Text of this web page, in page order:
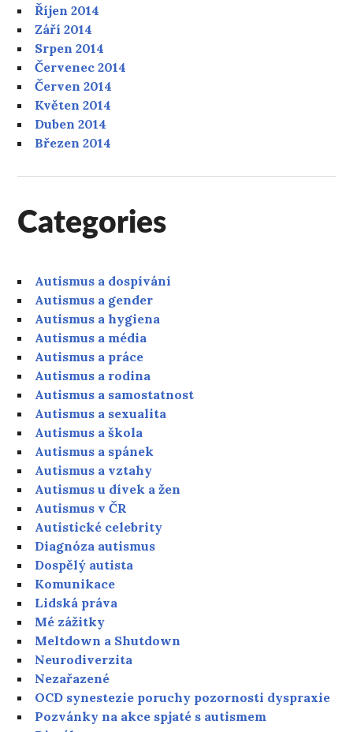
Říjen 2014
Září 2014
Srpen 2014
Červenec 2014
Červen 2014
Květen 2014
Duben 2014
Březen 2014
Categories
Autismus a dospívání
Autismus a gender
Autismus a hygiena
Autismus a média
Autismus a práce
Autismus a rodina
Autismus a samostatnost
Autismus a sexualita
Autismus a škola
Autismus a spánek
Autismus a vztahy
Autismus u dívek a žen
Autismus v ČR
Autistické celebrity
Diagnóza autismus
Dospělý autista
Komunikace
Lidská práva
Mé zážitky
Meltdown a Shutdown
Neurodiverzita
Nezařazené
OCD synestezie poruchy pozornosti dyspraxie
Pozvánky na akce spjaté s autismem